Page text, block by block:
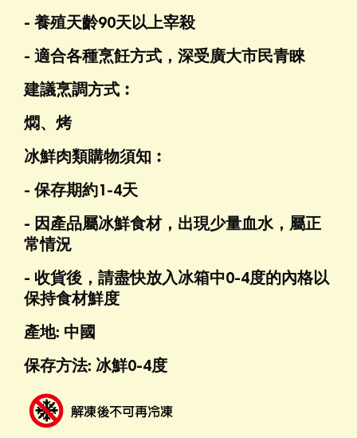
- 養殖天齡90天以上宰殺
- 適合各種烹飪方式，深受廣大市民青睞
建議烹調方式︰
燜、烤
冰鮮肉類購物須知︰
- 保存期約1-4天
- 因產品屬冰鮮食材，出現少量血水，屬正
常情況
- 收貨後，請盡快放入冰箱中0-4度的內格以
保持食材鮮度
產地: 中國
保存方法: 冰鮮0-4度